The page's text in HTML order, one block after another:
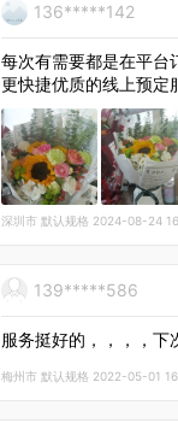
136*****142
每次有需要都是在平台
更快捷优质的线上预定
深圳市 默认规格 2024-08-24
139*****586
服务挺好的，，，，下
梅州市 默认规格 2022-05-01